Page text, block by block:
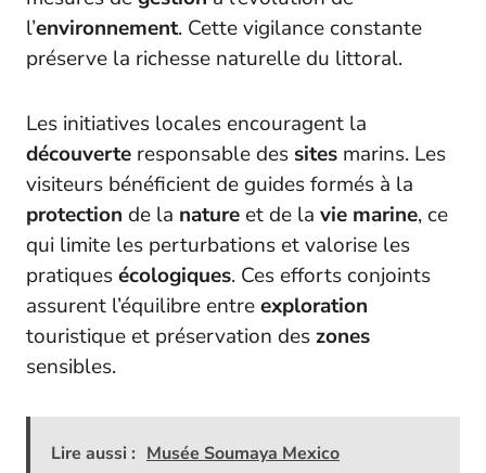
l’environnement. Cette vigilance constante
préserve la richesse naturelle du littoral.
Les initiatives locales encouragent la
découverte responsable des sites marins. Les
visiteurs bénéficient de guides formés à la
protection de la nature et de la vie marine, ce
qui limite les perturbations et valorise les
pratiquesécologiques. Ces efforts conjoints
assurent l’équilibre entreexploration
touristique et préservation des zones
sensibles.
Lire aussi : Musée Soumaya Mexico